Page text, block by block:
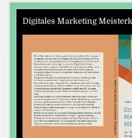
Digitales Marketing